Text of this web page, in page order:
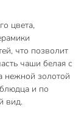
B060041
г
цвета,
что позволит
чаши белая с
нежной золотой
и по
вид.